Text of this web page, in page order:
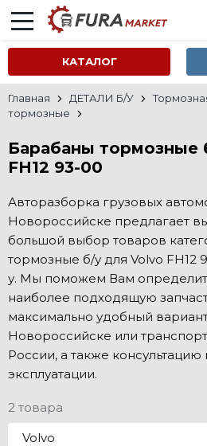
КАТАЛОГ
Главная ДЕТАЛИ Б/У
тормозные
Барабаны тормозные
FH12 93-00
Авторазборка грузовых
Новороссийске предлагает
большой выбор товаров
тормозные б/у для Volvo FH12
у. Мы поможем Вам
наиболее подходящую
максимально удобный
Новороссийске или
России, а также консультацию
эксплуатации.
2 товара
Volvo